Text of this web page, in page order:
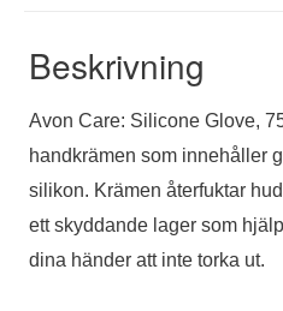
Beskrivning
Avon Care: Silicone Glove,
handkrämen som innehåller
silikon. Krämen återfuktar
ett skyddande lager som
dina händer att inte torka ut.